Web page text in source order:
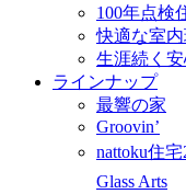
100年点検
快適な室
生涯続く
ラインナップ
最響の家
Groovin’
nattoku住
Glass Arts